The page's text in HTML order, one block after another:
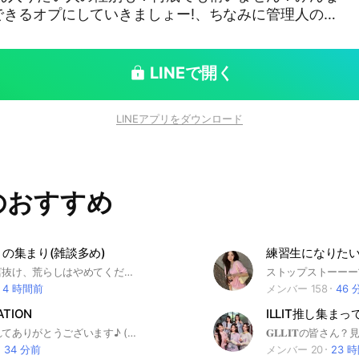
るオプにしていきましょー!、ちなみに管理人の私
なふうにみんないろんなグループに出会ったりで
です！ でも荒らしなのはちょっと呼んでないので
Sserafim#KATS
LINEで開く
LINEアプリをダウンロード
すすめ
集まり(雑談多め)
即抜け、無言抜け、荒らしはやめてください#twice#onceみんなで仲良くしましょう！また、初めて作ってみたのでルールがあいまいです、みんなでオプチャを作り上げたいと思っています！是非気軽に入ってください！よろしくお願いします😁※アイコンはなるべくtwiceで、、オプの宣伝はOK(トークに基本1日に一人一回でお願いします)ですが即抜けは本当にやめてください悲しくなるので😢抜ける場合はなるべく理由を言っていただけるとありがたいです。入った時はお願いしますを言っていただけるとみんな嬉しいです！
4 時間前
練習生になりた
メンバー 158 46
見つけてくれてありがとうございます♪ (最後まで見ないと入れません💦) K-POPが好きな人が自分の推しについて語るところです！自分が知らないアイドルについても簡単に知ることができます⭐️ 簡単なルール説明 1.入ったら大事なノートの確認 (👍で読んだことにします) 2.管理人室には入らない 3.トラブル(喧嘩など)はしない 4.アイコンはK-POP関係 (マスタニム×) ⚠️荒らし・出会い厨・即抜け・宣伝抜けは強制退去します⚠️ ここまで読んでくれたら☁️と回答してください♪「雲」と打ったら出てきます！！ 企画！！ 毎日19:30〜ケポドルクイズ 不定期19:30〜ケポドルアキネーター 正解者様には欲しいお写真20枚プレゼントいたします！！ 🌱創立日🌱 1月21日 🌱20人達成🌱 1月29日 🌱40人達成🌱 🔒 🔍検索用🔍(ナムジャ) #&TEAM #ASTRO #ATEEZ #BOYNEXTDOOR #BTS #DAY6 #ENHYPEN #EXO #GOT7 #NCTDREAM #NCTWISH #NCT127 #RIIZE #SEVENTEEN #STRAYKIDS #SUPREJUNIOR #TOMORROWXTOGETHER #TXT #TWS #ZEROBASEONE 🔍検索用🔍(ヨジャ) #AESPA #APINK #BABYMONSTER #TWICE #ITZY #BLACKPINK #BILLLIE #I-DLE #少女時代 #ILLIT #IVE #KEP1ER KISSOFLIFE #LESSRAFIM #NEWJEANS #NIZIU #NMIXX #OHMYGIRL #REDVELVET #STAYC #KARA #SAYMANAME #IZONE #FROMIS_9 #XG #KIIIKIII #IZNA #HEART2HEART #H2H #MEOVV #BABYDONTCR
34 分前
ILLIT推し集まっ
メンバー 20 23